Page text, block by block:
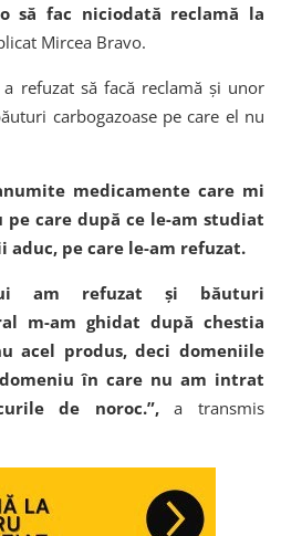
să fac niciodată reclamă la
Mircea Bravo.
refuzat să facă reclamă și unor
carbogazoase pe care el nu
medicamente care mi
pe care după ce le-am studiat
aduc, pe care le-am refuzat.
am refuzat și băuturi
m-am ghidat după chestia
acel produs, deci domeniile
în care nu am intrat
de noroc.”,a transmis